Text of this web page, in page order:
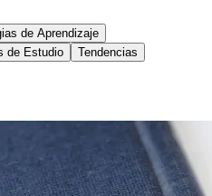
de Aprendizaje
de Estudio Tendencias